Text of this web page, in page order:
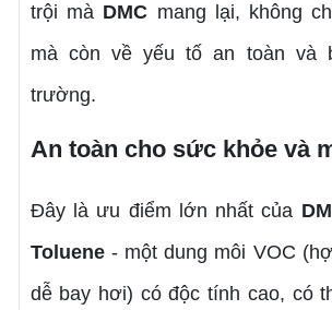
trội mà DMC mang lại, không
mà còn về yếu tố an toàn và
trường.
An toàn cho sức khỏe và
Đây là ưu điểm lớn nhất của
Toluene- một dung môi VOC
dễ bay hơi) có độc tính cao, có